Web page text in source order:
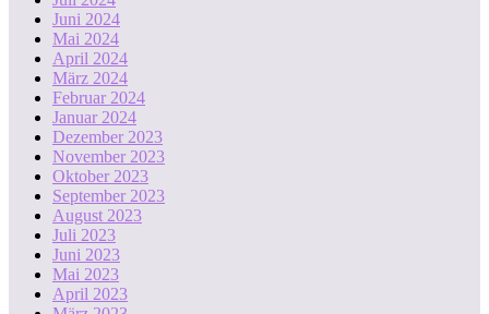
Juni 2024
Mai 2024
April 2024
März 2024
Februar 2024
Januar 2024
Dezember 2023
November 2023
Oktober 2023
September 2023
August 2023
Juli 2023
Juni 2023
Mai 2023
April 2023